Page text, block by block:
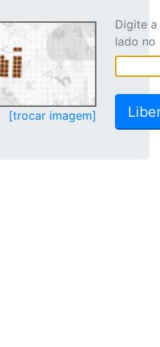
[trocar imagem]
Digite
lado no